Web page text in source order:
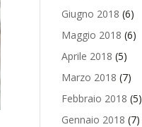
Giugno 2018 (6)
Maggio 2018 (6)
Aprile 2018 (5)
Marzo 2018 (7)
Febbraio 2018 (5)
Gennaio 2018 (7)